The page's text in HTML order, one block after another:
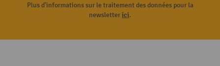
Plus d'informations sur le traitement des données pour la
newsletterici.